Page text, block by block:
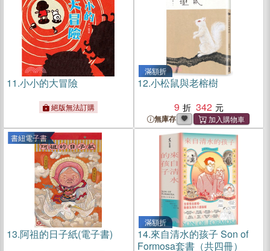
11.小小的大冒險
絕版無法訂購
滿額折
12.小松鼠與老榕樹
9
342
無庫存
書紐電子書
13.阿祖的日子紙(電子書)
滿額折
14.來自清水的孩子 Son of
Formosa套書（共四冊）